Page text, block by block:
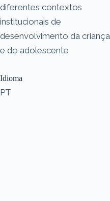
diferentes contextos
institucionais de
desenvolvimento da criança
e do adolescente
Idioma
PT